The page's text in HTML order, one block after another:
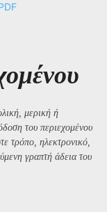
μερική ή
του περιεχομένου
τρόπο, ηλεκτρονικό,
γραπτή άδεια του